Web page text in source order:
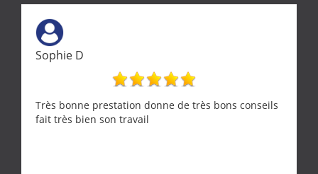
Une équipe sérieuse, réactive et compétente. C'est
vraiment rassurant de pouvoir compter sur des
artisans aussi professionnels. Merci encore !
Sophie D
Très bonne prestation donne de très bons conseils
fait très bien son travail